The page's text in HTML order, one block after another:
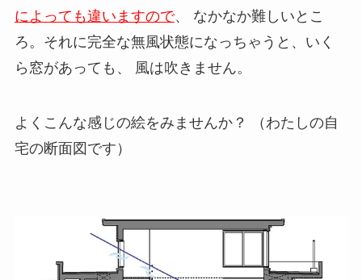
によっても違いますので、 なかなか難しいとこ
ろ。それに完全な無風状態になっちゃうと、いく
ら窓があっても、 風は吹きません。
よくこんな感じの絵をみませんか？ （わたしの自
宅の断面図です）